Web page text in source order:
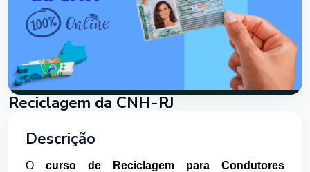
Reciclagem da CNH-RJ
Descrição
O curso de Reciclagem para Condutores